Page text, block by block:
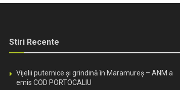
Stiri Recente
Vijelii puternice și grindină în Maramureș – ANM a
emis COD PORTOCALIU